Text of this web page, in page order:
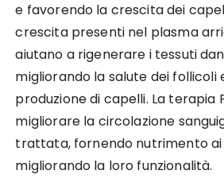
e favorendo la crescita dei
crescita presenti nel plasma
aiutano a rigenerare i tessuti
migliorando la salute dei follicoli
produzione di capelli. La terapia
migliorare la circolazione
trattata, fornendo nutrimento ai
migliorando la loro funzionalità.